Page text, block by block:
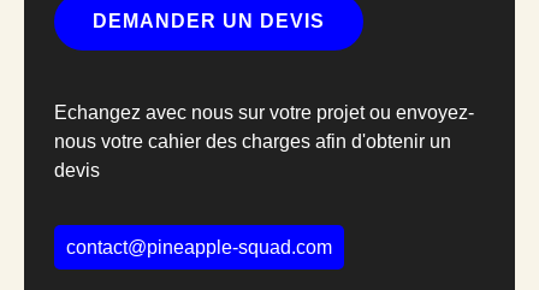
DEMANDER UN DEVIS
Echangez avec nous sur votre projet ou envoyez-
nous votre cahier des charges afin d'obtenir un
devis
contact@pineapple-squad.com